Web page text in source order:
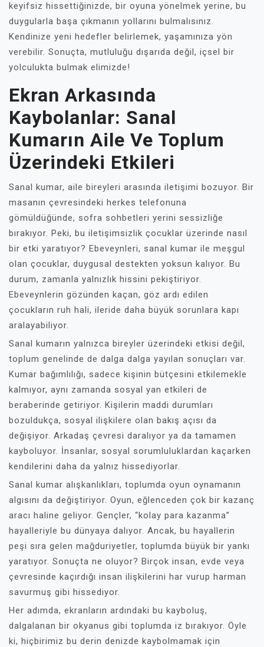
keyifsiz hissettiğinizde, bir oyuna yönelmek yerine, bu
duygularla başa çıkmanın yollarını bulmalısınız.
Kendinize yeni hedefler belirlemek, yaşamınıza yön
verebilir. Sonuçta, mutluluğu dışarıda değil, içsel bir
yolculukta bulmak elimizde!
Ekran Arkasında
Kaybolanlar: Sanal
Kumarın Aile Ve Toplum
Üzerindeki Etkileri
Sanal kumar, aile bireyleri arasında iletişimi bozuyor. Bir
masanın çevresindeki herkes telefonuna
gömüldüğünde, sofra sohbetleri yerini sessizliğe
bırakıyor. Peki, bu iletişimsizlik çocuklar üzerinde nasıl
bir etki yaratıyor? Ebeveynleri, sanal kumar ile meşgul
olan çocuklar, duygusal destekten yoksun kalıyor. Bu
durum, zamanla yalnızlık hissini pekiştiriyor.
Ebeveynlerin gözünden kaçan, göz ardı edilen
çocukların ruh hali, ileride daha büyük sorunlara kapı
aralayabiliyor.
Sanal kumarın yalnızca bireyler üzerindeki etkisi değil,
toplum genelinde de dalga dalga yayılan sonuçları var.
Kumar bağımlılığı, sadece kişinin bütçesini etkilemekle
kalmıyor, aynı zamanda sosyal yan etkileri de
beraberinde getiriyor. Kişilerin maddi durumları
bozuldukça, sosyal ilişkilere olan bakış açısı da
değişiyor. Arkadaş çevresi daralıyor ya da tamamen
kayboluyor. İnsanlar, sosyal sorumluluklardan kaçarken
kendilerini daha da yalnız hissediyorlar.
Sanal kumar alışkanlıkları, toplumda oyun oynamanın
algısını da değiştiriyor. Oyun, eğlenceden çok bir kazanç
aracı haline geliyor. Gençler, “kolay para kazanma”
hayalleriyle bu dünyaya dalıyor. Ancak, bu hayallerin
peşi sıra gelen mağduriyetler, toplumda büyük bir yankı
yaratıyor. Sonuçta ne oluyor? Birçok insan, evde veya
çevresinde kaçırdığı insan ilişkilerini har vurup harman
savurmuş gibi hissediyor.
Her adımda, ekranların ardındaki bu kayboluş,
dalgalanan bir okyanus gibi toplumda iz bırakıyor. Öyle
ki, hiçbirimiz bu derin denizde kaybolmamak için